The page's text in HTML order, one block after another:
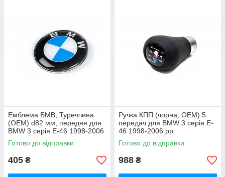
Емблема БМВ, Туреччина
(OEM) d82 мм, передня для
BMW 3 серія E-46 1998-2006
рр
Готово до відправки
405 ₴
Ручка КПП (чорна, ОЕМ) 5
передач для BMW 3 серія E-
46 1998-2006 рр
Готово до відправки
988 ₴